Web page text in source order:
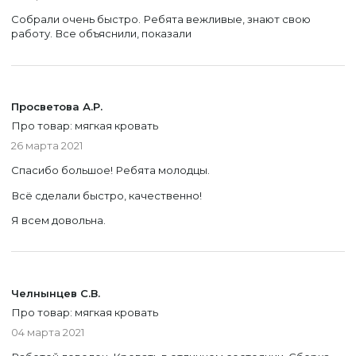
Собрали очень быстро. Ребята вежливые, знают свою
работу. Все объяснили, показали
Просветова А.Р.
Про товар: мягкая кровать
26 марта 2021
Спасибо большое! Ребята молодцы.
Всё сделали быстро, качественно!
Я всем довольна.
Челнынцев С.В.
Про товар: мягкая кровать
04 марта 2021